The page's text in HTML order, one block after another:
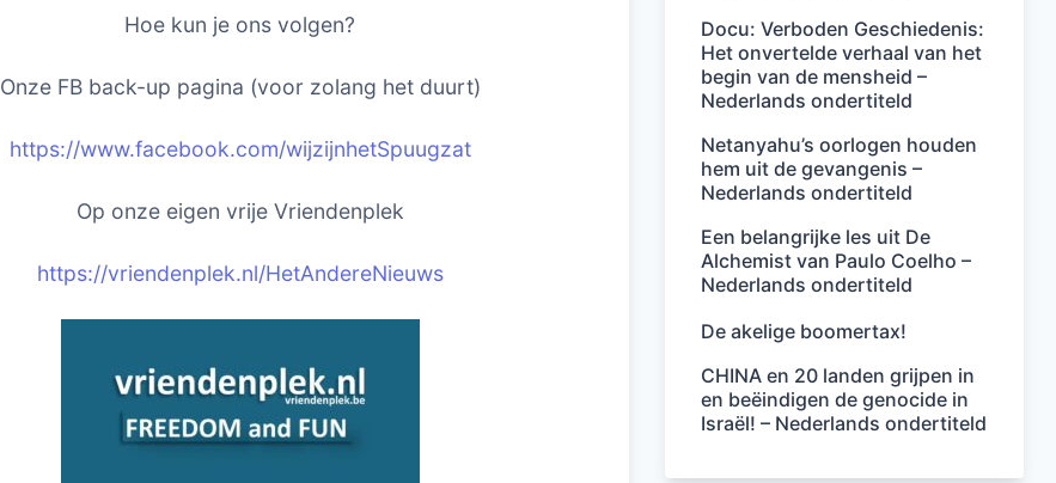
Hoe kun je ons volgen?
Onze FB back-up pagina (voor zolang het duurt)
https://www.facebook.com/wijzijnhetSpuugzat
Op onze eigen vrije Vriendenplek
https://vriendenplek.nl/HetAndereNieuws
Docu: Verboden Geschiedenis:
Het onvertelde verhaal van het
begin van de mensheid –
Nederlands ondertiteld
Netanyahu’s oorlogen houden
hem uit de gevangenis –
Nederlands ondertiteld
Een belangrijke les uit De
Alchemist van Paulo Coelho –
Nederlands ondertiteld
De akelige boomertax!
CHINA en 20 landen grijpen in
en beëindigen de genocide in
Israël! – Nederlands ondertiteld